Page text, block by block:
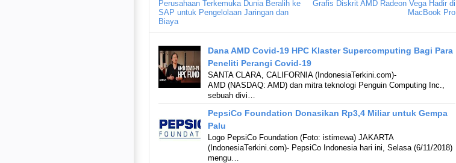
Perusahaan Terkemuka Dunia Beralih ke
SAP untuk Pengelolaan Jaringan dan
Biaya
Grafis Diskrit AMD Radeon Vega Hadir di
MacBook Pro
Dana AMD Covid-19 HPC Klaster Supercomputing Bagi Para
Peneliti Perangi Covid-19
SANTA CLARA, CALIFORNIA (IndonesiaTerkini.com)-
AMD (NASDAQ: AMD) dan mitra teknologi Penguin Computing Inc.,
sebuah divi…
PepsiCo Foundation Donasikan Rp3,4 Miliar untuk Gempa
Palu
Logo PepsiCo Foundation (Foto: istimewa) JAKARTA
(IndonesiaTerkini.com)- PepsiCo Indonesia hari ini, Selasa (6/11/2018)
mengu…